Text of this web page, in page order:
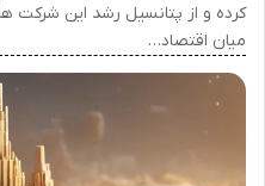
کرده و از پتانسیل رشد این شرکت
میان اقتصاد…